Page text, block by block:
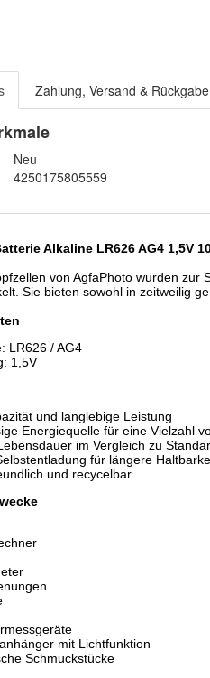
Zahlung, Versand & Rückgabe
Neu
4250175805559